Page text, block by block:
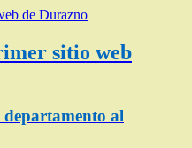
sitio web
al